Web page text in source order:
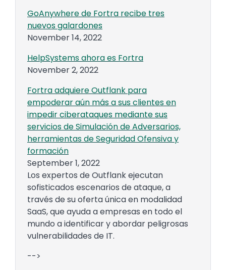
GoAnywhere de Fortra recibe tres
nuevos galardones
November 14, 2022
HelpSystems ahora es Fortra
November 2, 2022
Fortra adquiere Outflank para
empoderar aún más a sus clientes en
impedir ciberataques mediante sus
servicios de Simulación de Adversarios,
herramientas de Seguridad Ofensiva y
formación
September 1, 2022
Los expertos de Outflank ejecutan
sofisticados escenarios de ataque, a
través de su oferta única en modalidad
SaaS, que ayuda a empresas en todo el
mundo a identificar y abordar peligrosas
vulnerabilidades de IT.
-->